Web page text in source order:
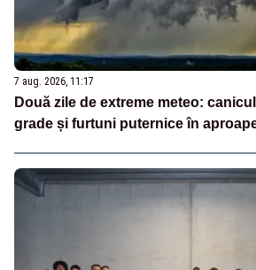
7 aug. 2026, 11:17
Două zile de extreme meteo:
grade și furtuni puternice în